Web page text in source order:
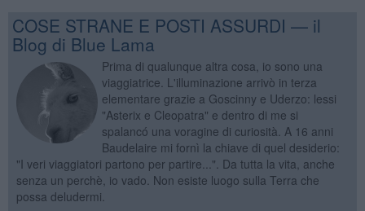
COSE STRANE E POSTI ASSURDI — il
Blog di Blue Lama
Prima di qualunque altra cosa, io sono una
viaggiatrice. L'illuminazione arrivò in terza
elementare grazie a Goscinny e Uderzo: lessi
"Asterix e Cleopatra" e dentro di me si
spalancó una voragine di curiosità. A 16 anni
Baudelaire mi fornì la chiave di quel desiderio:
"I veri viaggiatori partono per partire...". Da tutta la vita, anche
senza un perchè, io vado. Non esiste luogo sulla Terra che
possa deludermi.